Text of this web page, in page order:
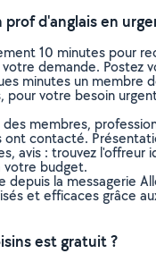
d'anglais en
10 minutes pour
demande. Postez
minutes un membre
pour votre besoin
membres,
ont contacté.
avis : trouvez l'offreur
budget.
depuis la messagerie
et efficaces grâce
est gratuit ?